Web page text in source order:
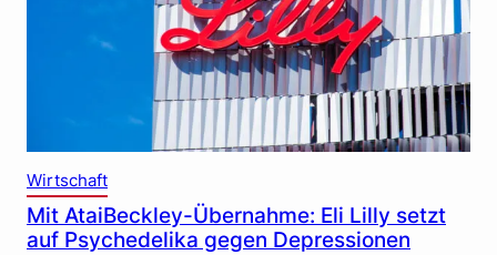
Wirtschaft
Mit AtaiBeckley-Übernahme: Eli Lilly setzt
auf Psychedelika gegen Depressionen